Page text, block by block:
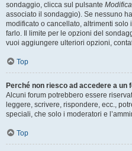
sondaggio, clicca sul pulsante Modifica
associato il sondaggio). Se nessuno
modificato o cancellato, altrimenti solo
farlo. Il limite per le opzioni del
vuoi aggiungere ulteriori opzioni,
Top
Perché non riesco ad accedere a un
Alcuni forum potrebbero essere
leggere, scrivere, rispondere, ecc.,
speciali, che solo i moderatori e
Top